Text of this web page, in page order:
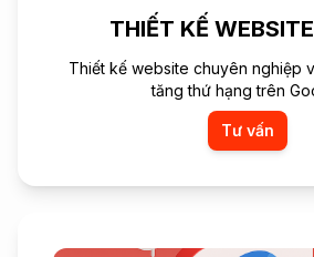
THIẾT KẾ
Thiết kế website chuyên nghiệp
tăng thứ hạng trên
Tư vấn